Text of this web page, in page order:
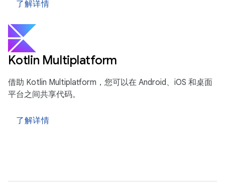
了解详情
Kotlin Multiplatform
借助 Kotlin Multiplatform，您可以在 Android、iOS 和桌面
平台之间共享代码。
了解详情